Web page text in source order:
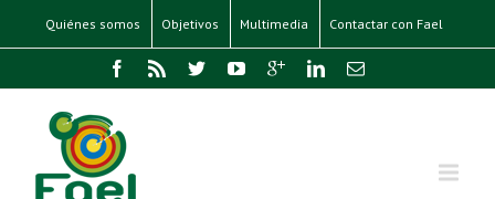
Quiénes somos Objetivos Multimedia Contactar con Fael